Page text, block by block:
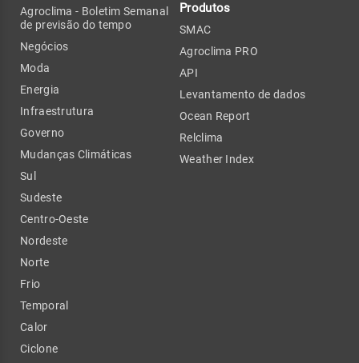
Agroclima - Boletim Semanal
de previsão do tempo
Negócios
Moda
Energia
Infraestrutura
Governo
Mudanças Climáticas
Sul
Sudeste
Centro-Oeste
Nordeste
Norte
Frio
Temporal
Calor
Ciclone
Produtos
SMAC
Agroclima PRO
API
Levantamento de dados
Ocean Report
Relclima
Weather Index